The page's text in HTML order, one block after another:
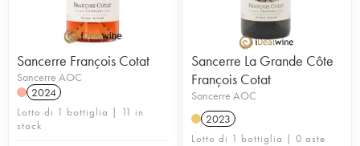
Sancerre François Cotat
Sancerre AOC
2024
Lotto di 1 bottiglia | 11 in
stock
Sancerre La Grande Côte
François Cotat
Sancerre AOC
2023
Lotto di 1 bottiglia | 0 aste